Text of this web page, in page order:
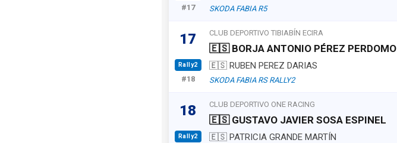
#17 SKODA FABIA R5
17
Rally2
#18
CLUB DEPORTIVO TIBIABÍN ECIRA
🇪🇸 BORJA ANTONIO PÉREZ PERDOMO
🇪🇸 RUBEN PEREZ DARIAS
SKODA FABIA RS RALLY2
18
Rally2
CLUB DEPORTIVO ONE RACING
🇪🇸 GUSTAVO JAVIER SOSA ESPINEL
🇪🇸 PATRICIA GRANDE MARTÍN